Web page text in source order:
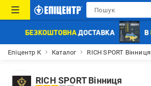
Епіцентр К Каталог RICH SPORT Вінниця
RICH SPORT Вінниця